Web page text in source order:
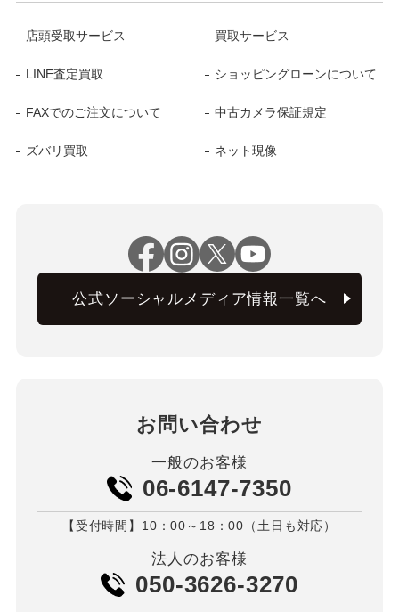
店頭受取サービス 買取サービス
LINE査定買取 ショッピングローンについて
FAXでのご注文について 中古カメラ保証規定
ズバリ買取 ネット現像
公式ソーシャルメディア情報一覧へ
お問い合わせ
一般のお客様
06-6147-7350
【受付時間】10：00～18：00（土日も対応）
法人のお客様
050-3626-3270